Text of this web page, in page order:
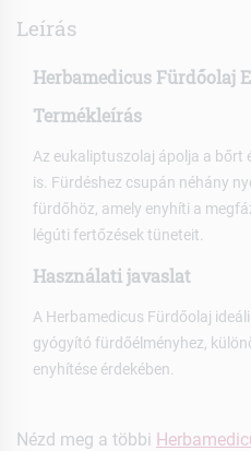
Leírás
Herbamedicus Fürdőolaj
Termékleírás
Az eukaliptuszolaj ápolja a bőrt
is. Fürdéshez csupán néhány
fürdőhöz, amely enyhíti a
légúti fertőzések tüneteit.
Használati javaslat
A Herbamedicus Fürdőolaj
gyógyító fürdőélményhez,
enyhítése érdekében.
Nézd meg a többi